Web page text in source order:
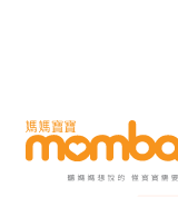
HOME 親子
每天一個